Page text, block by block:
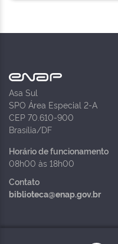
Asa Sul
SPO Área Especial 2-A
CEP 70.610-900
Brasília/DF
Horário de funcionamento
08h00 às 18h00
Contato
biblioteca@enap.gov.br